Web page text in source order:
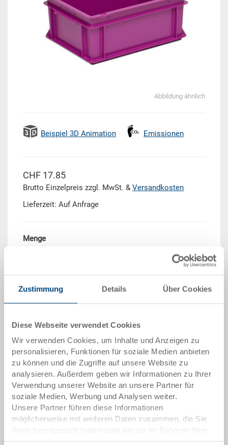
Zustimmung Details Über Cookies
Diese Webseite verwendet Cookies
Wir verwenden Cookies, um Inhalte und Anzeigen zu
personalisieren, Funktionen für soziale Medien anbieten
zu können und die Zugriffe auf unsere Website zu
analysieren. Außerdem geben wir Informationen zu Ihrer
Verwendung unserer Website an unsere Partner für
soziale Medien, Werbung und Analysen weiter.
Unsere Partner führen diese Informationen
möglicherweise mit weiteren Daten zusammen, die Sie
Nutzung der Dienste gesammelt haben.
Abbildung ähnlich
Beispiel 3D Animation Emissionen
CHF 17.85
Brutto Einzelpreis zzgl. MwSt. & Versandkosten
Lieferzeit: Auf Anfrage
Menge
Mengenstaffel Preis
ab 250 Stück CHF 11.60
Mengenstaffeln entsprechen Verpackungseinheiten.
Artikeldaten
Bestellnummer